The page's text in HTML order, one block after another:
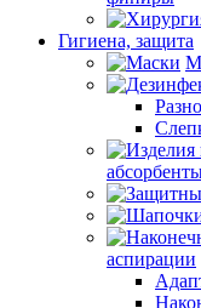
Гигиена, защита
аспирации